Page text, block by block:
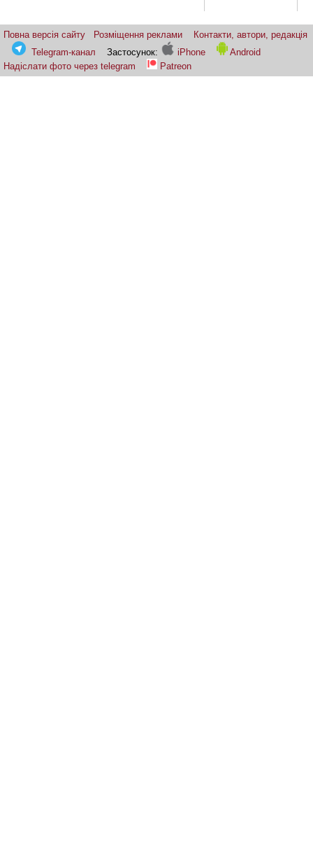
Повна версія сайту Розміщення реклами
Контакти, автори, редакція
Telegram-канал
Застосунок: iPhone
Android
Надіслати фото через telegram
Patreon